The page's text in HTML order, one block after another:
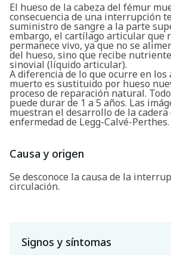
El hueso de la cabeza del fémur
consecuencia de una interrupción
suministro de sangre a la parte
embargo, el cartílago articular que
permanece vivo, ya que no se
del hueso, sino que recibe
sinovial (líquido articular).
A diferencia de lo que ocurre en los
muerto es sustituido por hueso
proceso de reparación natural.
puede durar de 1 a 5 años. Las
muestran el desarrollo de la
enfermedad de Legg-Calvé-Perthes.
Causa y origen
Se desconoce la causa de la
circulación.
Signos y síntomas